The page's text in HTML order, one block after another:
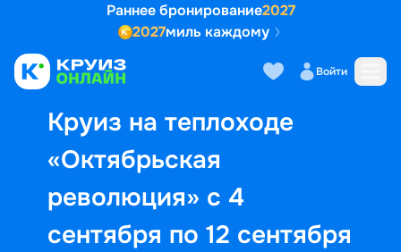
Раннее бронирование2027
2027миль каждому
Войти
Круиз на теплоходе
«Октябрьская
революция» с 4
сентября по 12 сентября
Выбор кают Маршрут и